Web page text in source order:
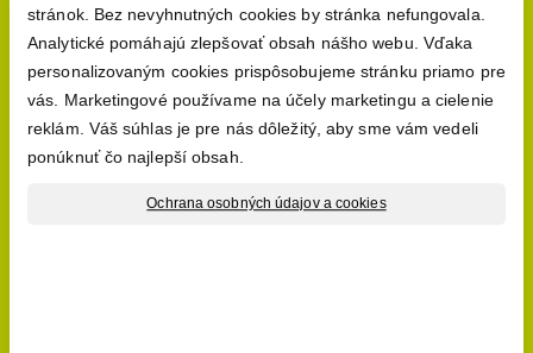
stránok. Bez nevyhnutných cookies by stránka nefungovala.
Analytické pomáhajú zlepšovať obsah nášho webu. Vďaka
personalizovaným cookies prispôsobujeme stránku priamo pre
vás. Marketingové používame na účely marketingu a cielenie
reklám. Váš súhlas je pre nás dôležitý, aby sme vám vedeli
ponúknuť čo najlepší obsah.
Ochrana osobných údajov a cookies
Športová masáž
Klasická masáž
Reflexná masáž
Kinesio taping
Špecializované terapie